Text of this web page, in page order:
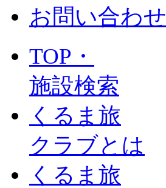
お問い合わせ
TOP・
施設検索
くるま旅
クラブとは
くるま旅